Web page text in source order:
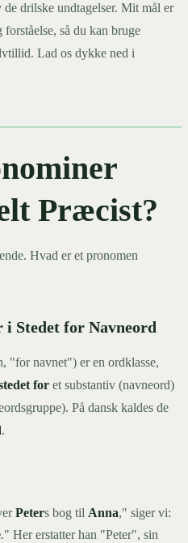
drilske undtagelser. Mit mål er
så du kan bruge
Lad os dykke ned i
Præcist?
Hvad er et pronomen
Stedet for Navneord
"for navnet") er en ordklasse,
for et substantiv (navneord)
På dansk kaldes de
.
Peters bog til Anna," siger vi:
." Her erstatter han "Peter", sin